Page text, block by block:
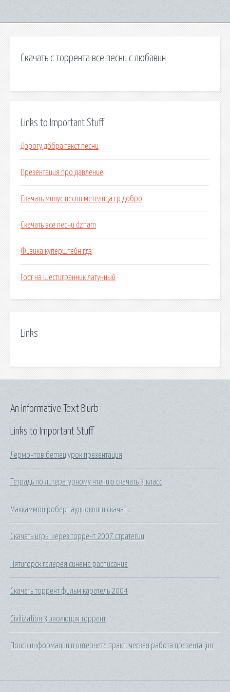
Скачать с торрента все песни с любавин
Links to Important Stuff
Дорогу добра текст песни
Презентация про давление
Скачать минус песни метелица гр добро
Скачать все песни dzham
Физика куперштейн гдз
Гост на шестигранник латунный
Links
Links to Important Stuff
Лермонтов беглец урок презентация
Тетрадь по литературному чтению скачать 3 класс
Маккаммон роберт аудиокниги скачать
Скачать игры через торрент 2007 стратегии
Пятигорск галерея синема расписание
Скачать торрент фильм каратель 2004
Civilization 3 эволюция торрент
Поиск информации в интернете практическая работа презентация
An Informative Text Blurb